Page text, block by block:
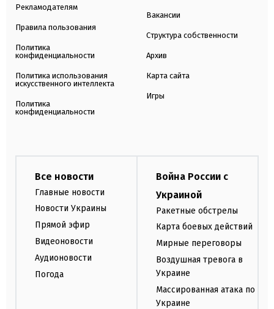
Рекламодателям
Правила пользования
Политика
конфиденциальности
Политика использования
искусственного интеллекта
Политика
конфиденциальности
Вакансии
Структура собственности
Архив
Карта сайта
Игры
Все новости
Главные новости
Новости Украины
Прямой эфир
Видеоновости
Аудионовости
Погода
Война России с
Украиной
Ракетные обстрелы
Карта боевых действий
Мирные переговоры
Воздушная тревога в
Украине
Массированная атака по
Украине